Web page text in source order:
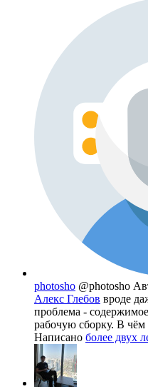
photosho @photosho
Алекс Глебов вроде
проблема -
рабочую сборку. В
Написано более двух